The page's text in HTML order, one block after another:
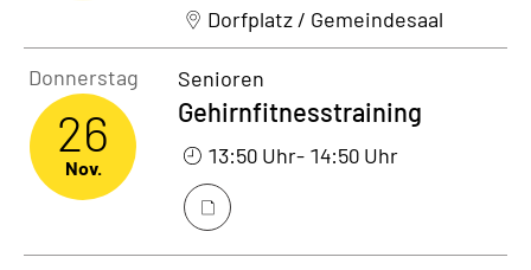
Dorfplatz / Gemeindesaal
Donnerstag
26
Nov.
Gehirnfitnesstraining
Senioren
13:50 Uhr- 14:50 Uhr